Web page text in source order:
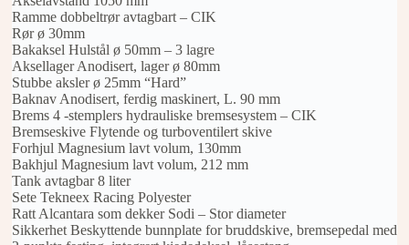
Ramme dobbeltrør avtagbart – CIK
Rør ø 30mm
Bakaksel Hulstål ø 50mm – 3 lagre
Aksellager Anodisert, lager ø 80mm
Stubbe aksler ø 25mm “Hard”
Baknav Anodisert, ferdig maskinert, L. 90 mm
Brems 4 -stemplers hydrauliske bremsesystem – CIK
Bremseskive Flytende og turboventilert skive
Forhjul Magnesium lavt volum, 130mm
Bakhjul Magnesium lavt volum, 212 mm
Tank avtagbar 8 liter
Sete Tekneex Racing Polyester
Ratt Alcantara som dekker Sodi – Stor diameter
Sikkerhet Beskyttende bunnplate for bruddskive, bremsepedal med